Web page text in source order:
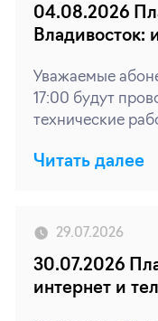
04.08.2026
Владивосток:
Уважаемые
17:00 будут
технические
Читать далее
29.07.2026
30.07.2026
интернет и